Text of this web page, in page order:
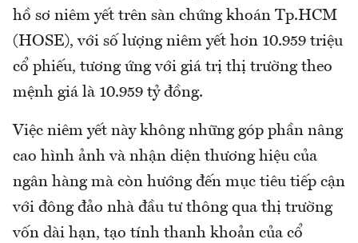
hồ sơ niêm yết trên sàn chứng khoán Tp.HCM
(HOSE), với số lượng niêm yết hơn 10.959 triệu
cổ phiếu, tương ứng với giá trị thị trường theo
mệnh giá là 10.959 tỷ đồng.
Việc niêm yết này không những góp phần nâng
cao hình ảnh và nhận diện thương hiệu của
ngân hàng mà còn hướng đến mục tiêu tiếp cận
với đông đảo nhà đầu tư thông qua thị trường
vốn dài hạn, tạo tính thanh khoản của cổ